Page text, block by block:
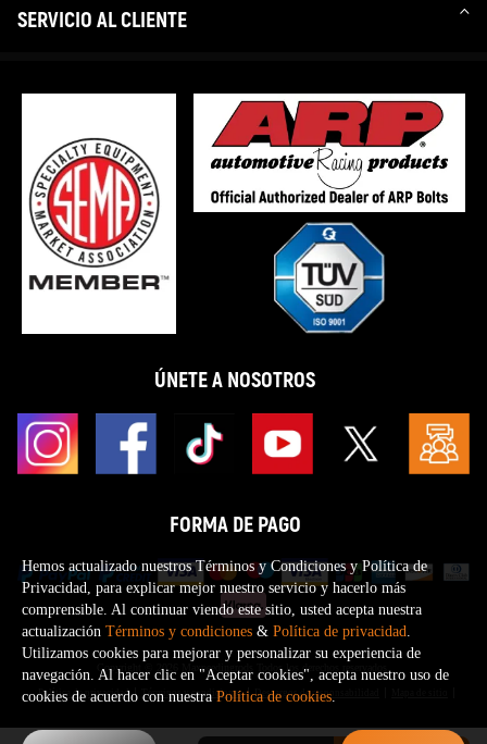
SERVICIO AL CLIENTE
ÚNETE A NOSOTROS
FORMA DE PAGO
Copyright © 2026 Maxpeedingrods Todos los derechos reservados.
Política de privacidad Términos y condiciones Descargos de responsabilidad
Hemos actualizado nuestros Términos y Condiciones y Política de
Privacidad, para explicar mejor nuestro servicio y hacerlo más
comprensible. Al continuar viendo este sitio, usted acepta nuestra
actualización Términos y condiciones & Política de privacidad.
Utilizamos cookies para mejorar y personalizar su experiencia de
navegación. Al hacer clic en "Aceptar cookies", acepta nuestro uso de
cookies de acuerdo con nuestra Política de cookies.